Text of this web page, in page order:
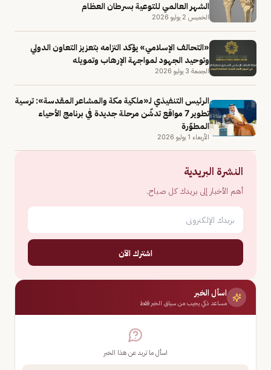
الشهر العالمي للتوعية بسرطان العظام
الخميس 2 يوليو 2026
«التحالف الإسلامي» يؤكد التزامه بتعزيز التعاون الدولي
وتوحيد الجهود لمواجهة الإرهاب وتمويله
الجمعة 3 يوليو 2026
الرئيس التنفيذي لـ«ملكية مكة والمشاعر المقدسة»: ترسية
تطوير 7 مواقع تدشّن مرحلة جديدة في برنامج الأحياء
المطوّرة
الأربعاء 1 يوليو 2026
النشرة البريدية
أهم الأخبار إلى بريدك كل صباح.
اشترك الآن
اسأل الخبر
مساعد ذكي يجيب من سياق الخبر فقط
اسأل ما تريد عن هذا الخبر